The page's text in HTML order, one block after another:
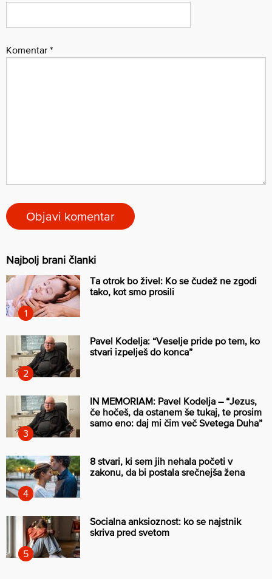
Komentar *
Najbolj brani članki
Ta otrok bo živel: Ko se čudež ne zgodi
tako, kot smo prosili
Pavel Kodelja: “Veselje pride po tem, ko
stvari izpelješ do konca”
IN MEMORIAM: Pavel Kodelja – “Jezus,
če hočeš, da ostanem še tukaj, te prosim
samo eno: daj mi čim več Svetega Duha”
8 stvari, ki sem jih nehala početi v
zakonu, da bi postala srečnejša žena
Socialna anksioznost: ko se najstnik
skriva pred svetom